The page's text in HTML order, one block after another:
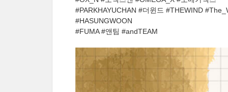
#PARKHAYUCHAN #더윈드 #THEWIND
#HASUNGWOON
#FUMA #앤팀 #andTEAM